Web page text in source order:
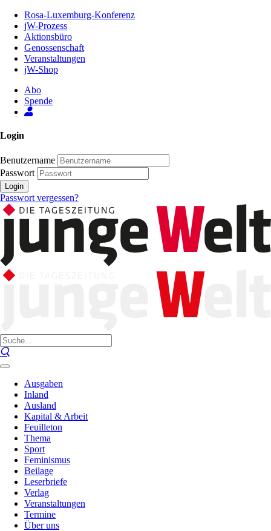
Inhalt
Seite
Rosa-Luxemburg-Konferenz
jW-Prozess
Aktionsbüro
Genossenschaft
Veranstaltungen
jW-Shop
Abo
Spende
Login
Benutzername
Passwort
Login
Passwort vergessen?
Ausgaben
Inland
Ausland
Kapital & Arbeit
Feuilleton
Thema
Sport
Feminismus
Beilage
Leserbriefe
Verlag
Veranstaltungen
Termine
Über uns